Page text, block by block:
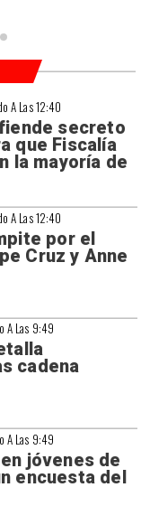
A Las 12:40
secreto
que Fiscalía
la mayoría de
A Las 12:40
por el
Cruz y Anne
A Las 9:49
cadena
A Las 9:49
jóvenes de
encuesta del